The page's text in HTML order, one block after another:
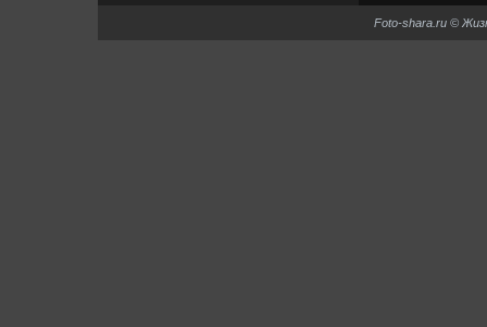
Foto-shara.ru ©